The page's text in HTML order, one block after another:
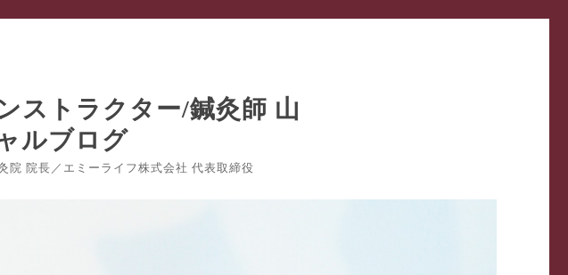
院 院長／エミーライフ株式会社 代表取締役